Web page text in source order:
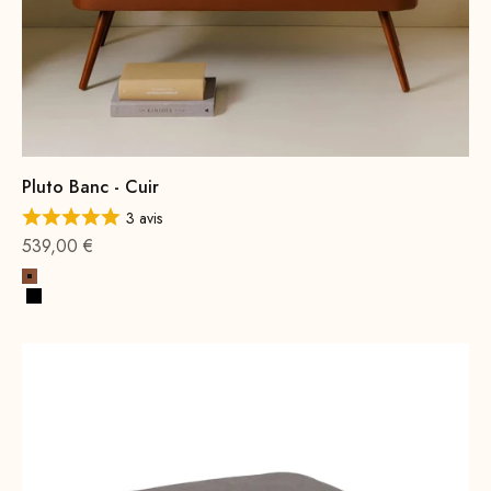
Pluto Banc - Cuir
3 avis
Offre à partir de
539,00 €
Cognac
Noir